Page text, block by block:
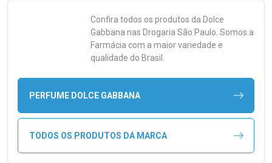
Confira todos os produtos da Dolce
Gabbana nas Drogaria São Paulo. Somos a
Farmácia com a maior variedade e
qualidade do Brasil.
PERFUME DOLCE GABBANA
TODOS OS PRODUTOS DA MARCA